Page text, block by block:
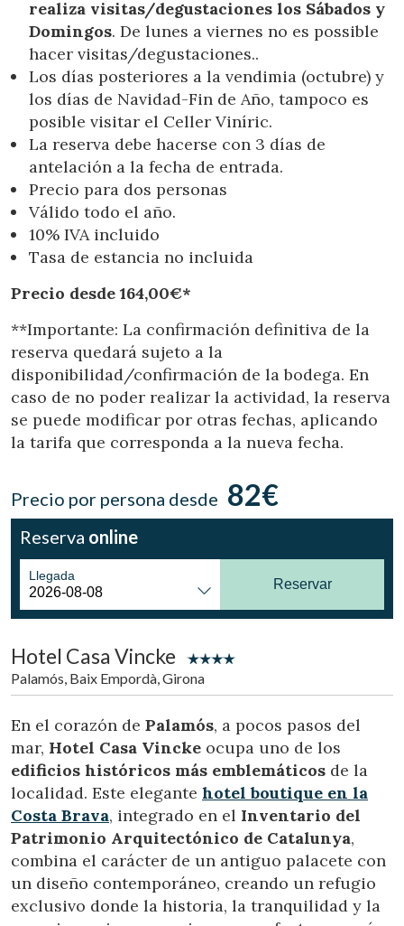
realiza visitas/degustaciones los Sábados y
Domingos. De lunes a viernes no es possible
hacer visitas/degustaciones..
Los días posteriores a la vendimia (octubre) y
los días de Navidad-Fin de Año, tampoco es
posible visitar el Celler Viníric.
La reserva debe hacerse con 3 días de
antelación a la fecha de entrada.
Precio para dos personas
Válido todo el año.
10% IVA incluido
Tasa de estancia no incluida
Precio desde 164,00€*
**Importante: La confirmación definitiva de la
reserva quedará sujeto a la
disponibilidad/confirmación de la bodega. En
caso de no poder realizar la actividad, la reserva
se puede modificar por otras fechas, aplicando
la tarifa que corresponda a la nueva fecha.
Precio por persona desde 82€
Reserva online
Llegada
Reservar
Hotel Casa Vincke
Palamós, Baix Empordà, Girona
En el corazón de Palamós, a pocos pasos del
mar, Hotel Casa Vincke ocupa uno de los
edificios históricos más emblemáticos de la
localidad. Este elegante hotel boutique en la
Costa Brava, integrado en el Inventario del
Patrimonio Arquitectónico de Catalunya,
combina el carácter de un antiguo palacete con
un diseño contemporáneo, creando un refugio
exclusivo donde la historia, la tranquilidad y la
Modificar cookies
Técnicas y funcionales
Si continua navegando, supone la aceptación de la
de configurar su navegador pudiendo, si así lo desea,
impedir que sean instaladas en su disco duro, aunque
dificultades de navegación de la página web.
Analíticas y personalización
Permiten realizar el seguimiento y análisis del
comportamiento de los usuarios de este sitio web. La
información recogida mediante este tipo de cookies se
utiliza en la medición de la actividad de la web para la
elaboración de perfiles de navegación de los usuarios con
el fin de introducir mejoras en función del análisis de los
datos de uso que hacen los usuarios del servicio. Permiten
guardar la información de preferencia del usuario para
mejorar la calidad de nuestros servicios y para ofrecer una